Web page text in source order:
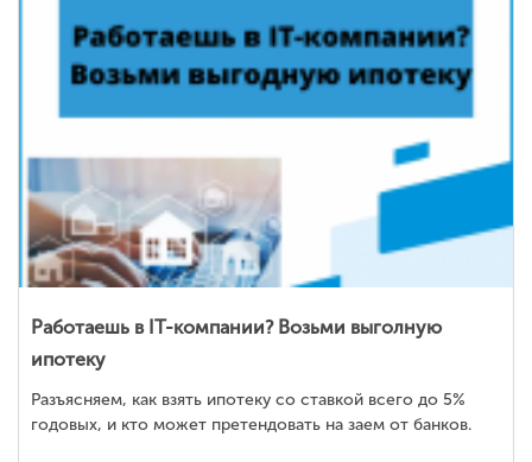
Работаешь в IT-компании? Возьми выголную
ипотеку
Разъясняем, как взять ипотеку со ставкой всего до 5%
годовых, и кто может претендовать на заем от банков.